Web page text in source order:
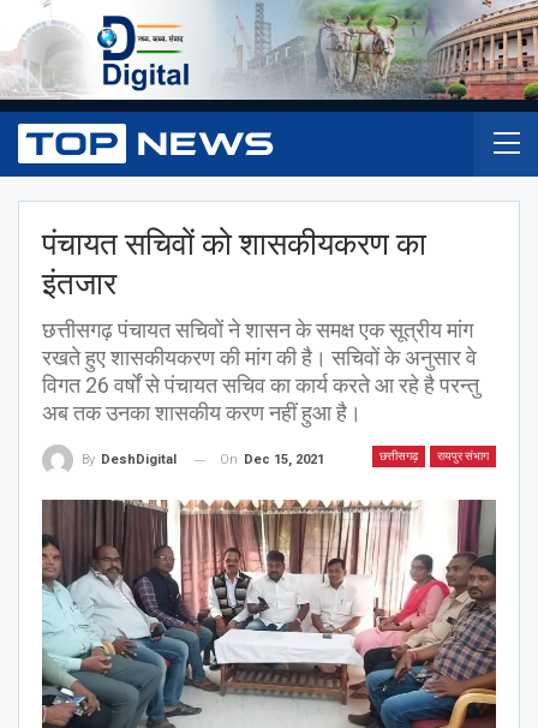
पंचायत सचिवों को शासकीयकरण का
इंतजार
छत्तीसगढ़ पंचायत सचिवों ने शासन के समक्ष एक सूत्रीय मांग
रखते हुए शासकीयकरण की मांग की है। सचिवों के अनुसार वे
विगत 26 वर्षों से पंचायत सचिव का कार्य करते आ रहे है परन्तु
अब तक उनका शासकीय करण नहीं हुआ है।
छत्तीसगढ़ रायपुर संभाग
By DeshDigital On Dec 15, 2021